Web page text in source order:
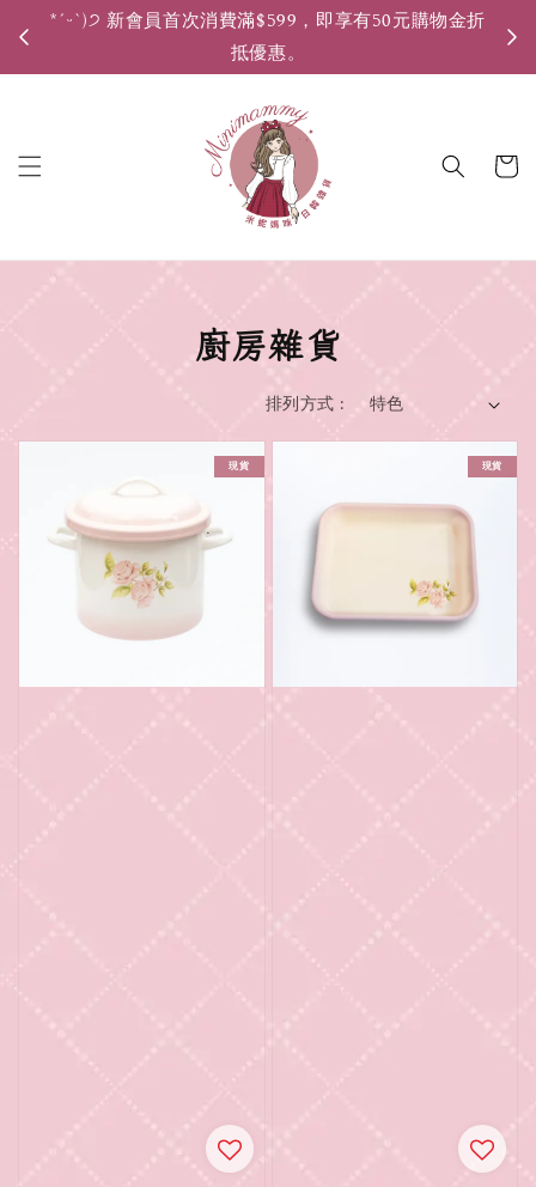
*ˊᵕˋ)੭ 新會員首次消費滿$599，即享有50元購物金折
抵優惠。
廚房雜貨
排列方式 :
現貨 現貨